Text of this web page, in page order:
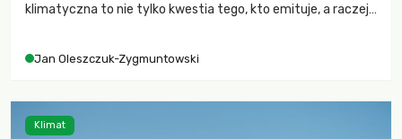
klimatyczna to nie tylko kwestia tego, kto emituje, a raczej
Jan Oleszczuk-Zygmuntowski
Klimat